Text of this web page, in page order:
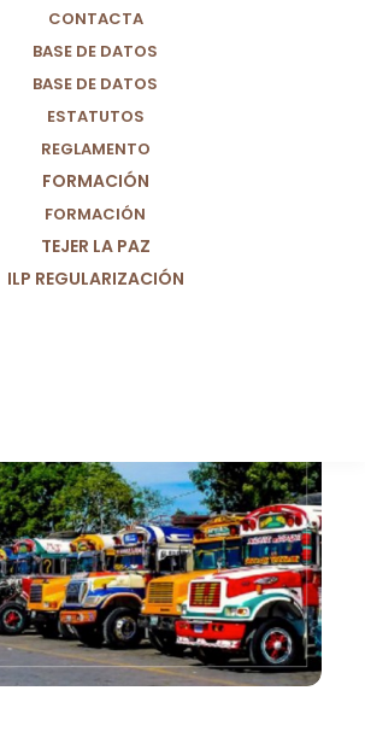
CONTACTA
BASE DE DATOS
BASE DE DATOS
ESTATUTOS
REGLAMENTO
FORMACIÓN
FORMACIÓN
TEJER LA PAZ
ILP REGULARIZACIÓN